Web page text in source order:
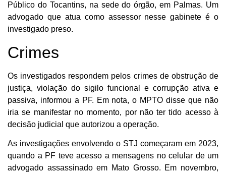
Público do Tocantins, na sede do órgão, em Palmas. Um
advogado que atua como assessor nesse gabinete é o
investigado preso.
Crimes
Os investigados respondem pelos crimes de obstrução de
justiça, violação do sigilo funcional e corrupção ativa e
passiva, informou a PF. Em nota, o MPTO disse que não
iria se manifestar no momento, por não ter tido acesso à
decisão judicial que autorizou a operação.
As investigações envolvendo o STJ começaram em 2023,
quando a PF teve acesso a mensagens no celular de um
advogado assassinado em Mato Grosso. Em novembro,